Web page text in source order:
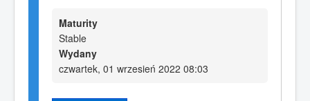
Maturity
Stable
Wydany
czwartek, 01 wrzesień 2022 08:03